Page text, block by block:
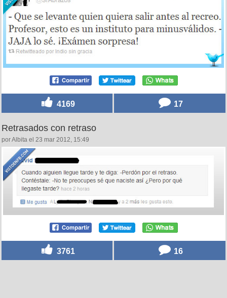
4169 17
Retrasados con retraso
por Albita el 23 mar 2012, 15:49
3761 16